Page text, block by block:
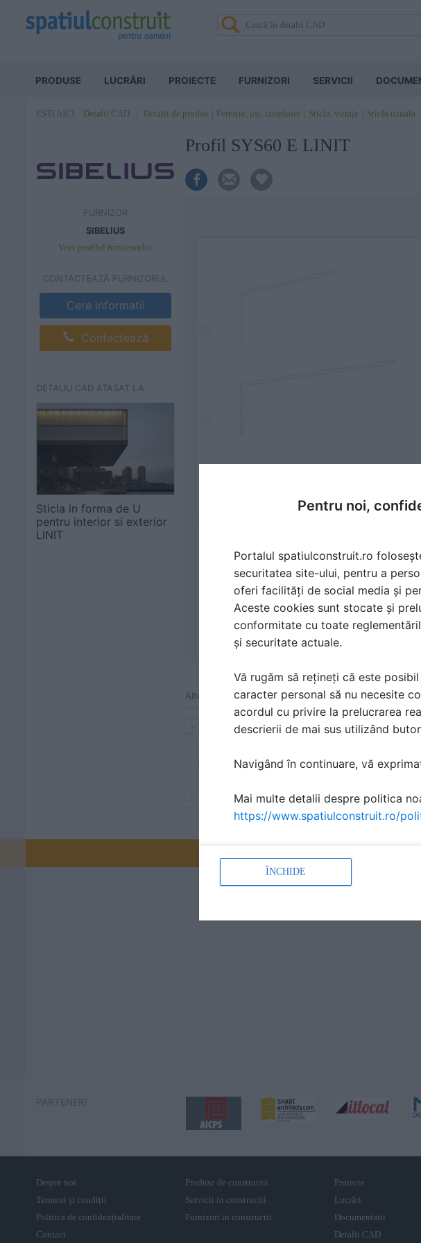
PRODUSE LUCRĂRI PROIECTE FURNIZORI SERVICII
EȘTI AICI: Detalii CAD Detalii de produs Ferestre, usi, tamplarie Sticla, vitraje Sticla uzuala
FURNIZOR
SIBELIUS
Vezi profilul furnizorului
CONTACTEAZĂ FURNIZORUL
Cere informatii
Contactează
DETALIU CAD ATASAT LA
Sticla in forma de U
pentru interior si exterior
LINIT
Profil SYS60 E LINIT
Alte detalii cad de la gamă
Profil HV 83
PARTENERI
Despre noi
Termeni și condiții
Politica de confidențialitate
Contact
Produse de constructii
Servicii in constructii
Furnizori in constructii
Proiecte
Lucrări
Documentatii
Detalii CAD
Pentru noi,
Portalul spatiulconstruit.ro
securitatea site-ului, pentru a
oferi facilități de social media și
Aceste cookies sunt stocate și
conformitate cu toate
și securitate actuale.
Vă rugăm să rețineți că este
caracter personal să nu necesite
acordul cu privire la prelucrarea
descrierii de mai sus utilizând
Navigând în continuare, vă
Mai multe detalii despre politica
https://www.spatiulconstruit.ro/
ÎNCHIDE